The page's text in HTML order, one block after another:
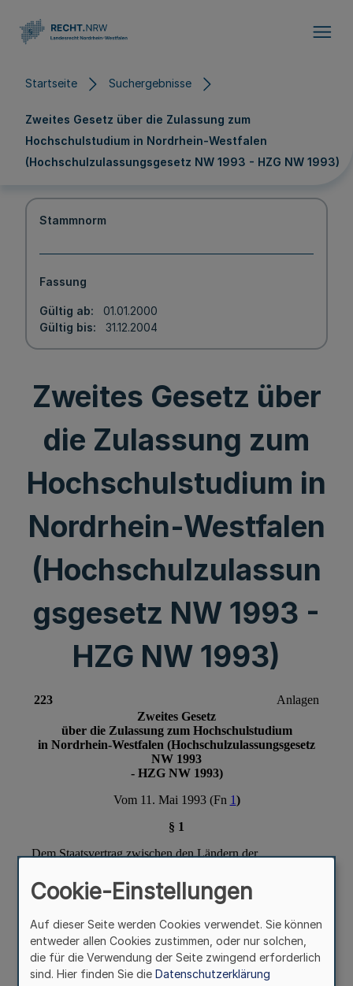
Startseite Suchergebnisse
Zweites Gesetz über die Zulassung zum
Hochschulstudium in Nordrhein-Westfalen
(Hochschulzulassungsgesetz NW 1993 - HZG NW 1993)
Stammnorm
Fassung
Gültig ab
01.01.2000
Gültig bis
31.12.2004
Zweites Gesetz über
die Zulassung zum
Hochschulstudium in
Nordrhein-Westfalen
(Hochschulzulassun
gsgesetz NW 1993 -
HZG NW 1993)
Cookie-Einstellungen
Auf dieser Seite werden Cookies verwendet. Sie können
entweder allen Cookies zustimmen, oder nur solchen,
die für die Verwendung der Seite zwingend erforderlich
sind. Hier finden Sie die Datenschutzerklärung